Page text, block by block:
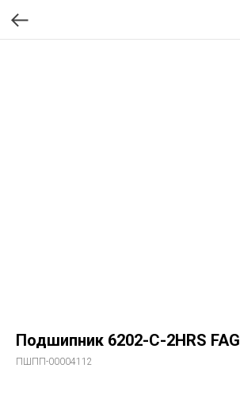
Подшипник 6202-C-2HRS FAG
ПШПП-00004112